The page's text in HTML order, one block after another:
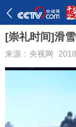
[崇礼时间]滑
来源：央视网